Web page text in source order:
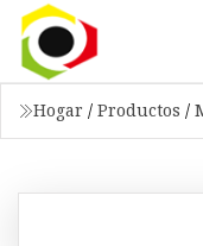
Hogar / Productos /